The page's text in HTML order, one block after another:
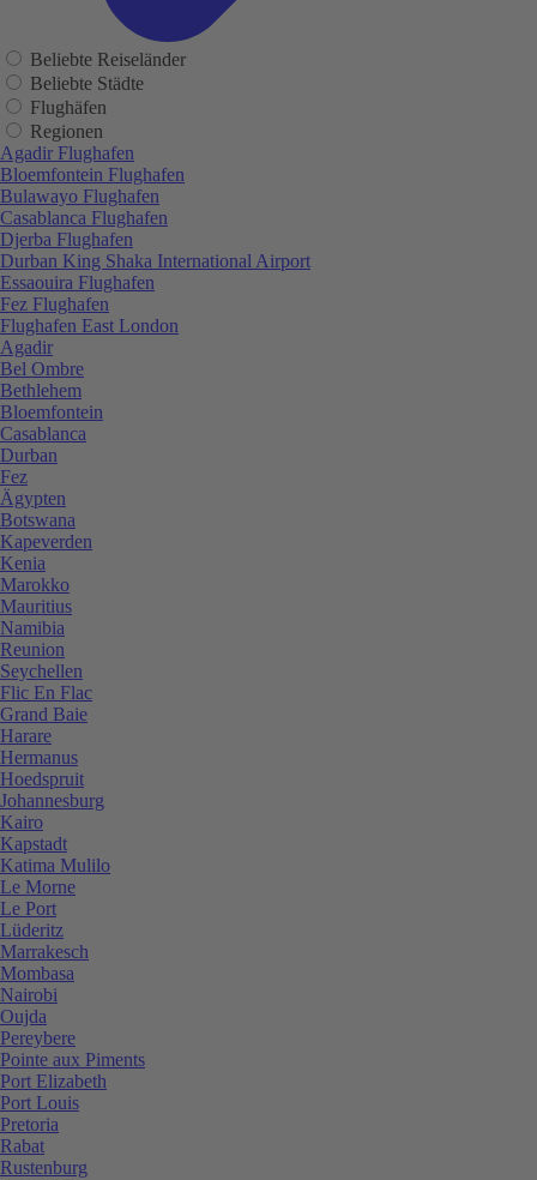
Beliebte Reiseländer
Beliebte Städte
Flughäfen
Regionen
Agadir Flughafen
Bloemfontein Flughafen
Bulawayo Flughafen
Casablanca Flughafen
Djerba Flughafen
Durban King Shaka International Airport
Essaouira Flughafen
Fez Flughafen
Flughafen East London
Agadir
Bel Ombre
Bethlehem
Bloemfontein
Casablanca
Durban
Fez
Ägypten
Botswana
Kapeverden
Kenia
Marokko
Mauritius
Namibia
Reunion
Seychellen
Flic En Flac
Grand Baie
Harare
Hermanus
Hoedspruit
Johannesburg
Kairo
Kapstadt
Katima Mulilo
Le Morne
Le Port
Lüderitz
Marrakesch
Mombasa
Nairobi
Oujda
Pereybere
Pointe aux Piments
Port Elizabeth
Port Louis
Pretoria
Rabat
Rustenburg